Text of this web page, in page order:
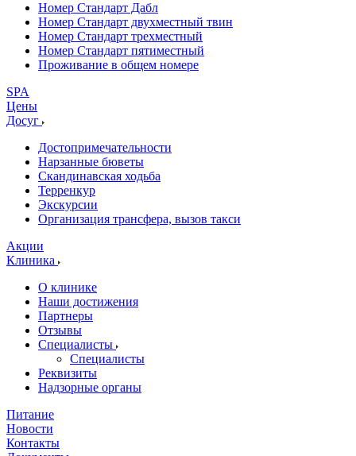
Номер Стандарт Дабл
Номер Стандарт двухместный твин
Номер Стандарт трехместный
Номер Стандарт пятиместный
Проживание в общем номере
SPA
Цены
Досуг
Достопримечательности
Нарзанные бюветы
Скандинавская ходьба
Терренкур
Экскурсии
Организация трансфера, вызов такси
Акции
Клиника
О клинике
Наши достижения
Партнеры
Отзывы
Специалисты
Специалисты
Реквизиты
Надзорные органы
Питание
Новости
Контакты